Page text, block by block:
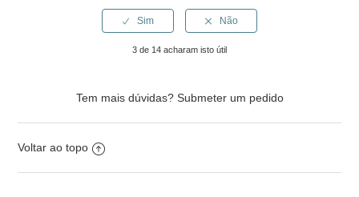
3 de 14 acharam isto útil
Tem mais dúvidas? Submeter um pedido
Voltar ao topo